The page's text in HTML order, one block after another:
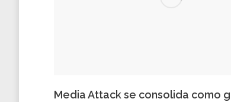
Media Attack se consolida como